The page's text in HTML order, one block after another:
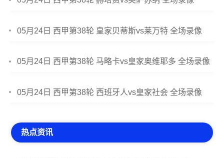
05月24日 西甲第38轮 皇家贝蒂斯vs莱万特 全场录像
05月24日 西甲第38轮 马略卡vs皇家奥维耶多 全场录像
05月24日 西甲第38轮 西班牙人vs皇家社会 全场录像
热点资讯